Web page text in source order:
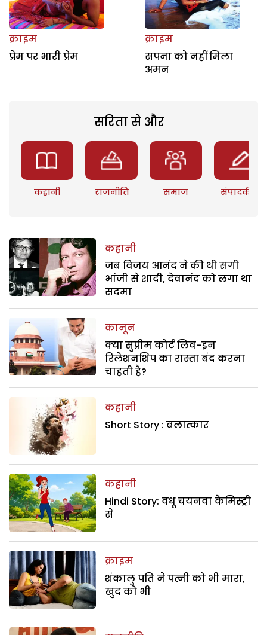
क्राइम
प्रेम पर भारी प्रेम
क्राइम
सपना को नहीं मिला
अमन
सरिता से और
कहानी राजनीति समाज संपादकीय
कहानी
जब विजय आनंद ने की थी सगी
भांजी से शादी, देवानंद को लगा था
सदमा
कानून
क्या सुप्रीम कोर्ट लिव-इन
रिलेशनशिप का रास्ता बंद करना
चाहती है?
कहानी
Short Story : बलात्कार
कहानी
Hindi Story: वधू चयनवा केमिस्ट्री
से
क्राइम
शंकालु पति ने पत्नी को भी मारा,
खुद को भी